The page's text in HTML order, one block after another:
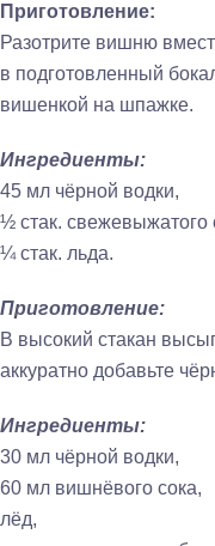
Приготовление:
Разотрите вишню
в подготовленный
вишенкой на шпажке.
Ингредиенты:
45 мл чёрной водки,
½ стак. свежевыжатого
¼ стак. льда.
Приготовление:
В высокий стакан
аккуратно добавьте
Ингредиенты:
30 мл чёрной водки,
60 мл вишнёвого сока,
лёд,